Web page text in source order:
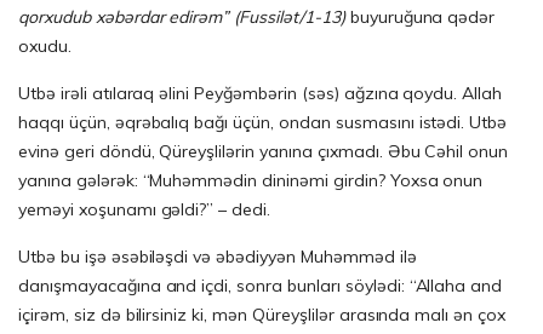
qorxudub xəbərdar edirəm” (Fussilət/1-13)buyuruğuna qədər
oxudu.
Utbə irəli atılaraq əlini Peyğəmbərin (səs) ağzına qoydu. Allah
haqqı üçün, əqrəbalıq bağı üçün, ondan susmasını istədi. Utbə
evinə geri döndü, Qüreyşlilərin yanına çıxmadı. Əbu Cəhil onun
yanına gələrək: “Muhəmmədin dininəmi gir­din? Yoxsa onun
yeməyi xoşunamı gəldi?” – dedi.
Utbə bu işə əsəbiləşdi və əbədiyyən Muhəmməd ilə
danışmayacağına and içdi, sonra bunları söylədi: “Allaha and
içirəm, siz də bilirsiniz ki, mən Qüreyşlilər arasında malı ən çox